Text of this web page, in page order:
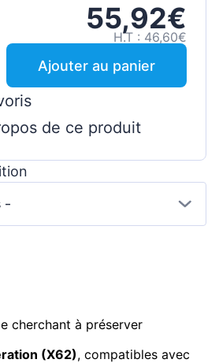
55,92€
H.T : 46,60€
Ajouter au panier
de ce produit
-
cherchant à préserver
(X62), compatibles avec